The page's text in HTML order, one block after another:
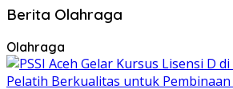
Berita Olahraga
Olahraga